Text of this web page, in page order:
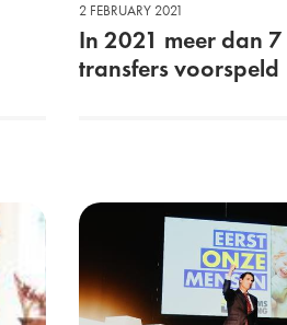
2 FEBRUARY 2021
In 2021 meer dan
transfers voorspeld